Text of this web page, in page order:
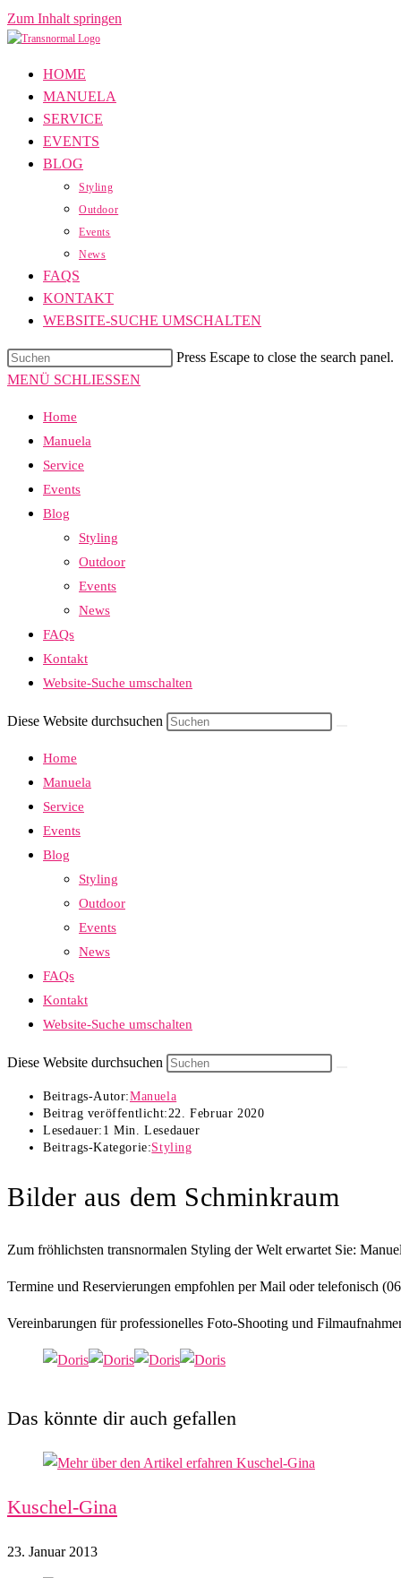
Zum Inhalt springen
HOME
MANUELA
SERVICE
EVENTS
BLOG
Styling
Outdoor
Events
News
FAQS
KONTAKT
WEBSITE-SUCHE UMSCHALTEN
Press Escape to close the search panel.
MENÜ SCHLIESSEN
Home
Manuela
Service
Events
Blog
Styling
Outdoor
Events
News
FAQs
Kontakt
Website-Suche umschalten
Diese Website durchsuchen
Home
Manuela
Service
Events
Blog
Styling
Outdoor
Events
News
FAQs
Kontakt
Website-Suche umschalten
Diese Website durchsuchen
Beitrags-Autor:Manuela
Beitrag veröffentlicht:22. Februar 2020
Lesedauer: 1 Min. Lesedauer
Beitrags-Kategorie:Styling
Bilder aus dem Schminkraum
Zum fröhlichsten transnormalen Styling der Welt erwartet Sie:
Termine und Reservierungen empfohlen per Mail oder telefonisch
Vereinbarungen für professionelles Foto-Shooting und
Das könnte dir auch gefallen
Kuschel-Gina
23. Januar 2013